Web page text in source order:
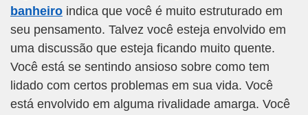
banheiro indica que você é muito estruturado em
seu pensamento. Talvez você esteja envolvido em
uma discussão que esteja ficando muito quente.
Você está se sentindo ansioso sobre como tem
lidado com certos problemas em sua vida. Você
está envolvido em alguma rivalidade amarga. Você